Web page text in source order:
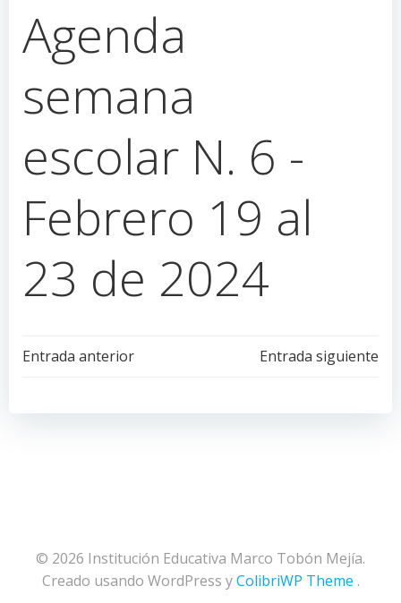
Agenda
semana
escolar N. 6 -
Febrero 19 al
23 de 2024
Navegación
de
Entrada anterior
Navegación
de
Entrada siguiente
© 2026 Institución Educativa Marco Tobón Mejía.
Creado usando WordPress yColibriWP Theme .